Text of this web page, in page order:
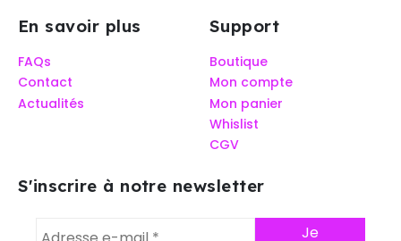
En savoir plus
FAQs
Contact
Actualités
Support
Boutique
Mon compte
Mon panier
Whislist
CGV
S'inscrire à notre newsletter